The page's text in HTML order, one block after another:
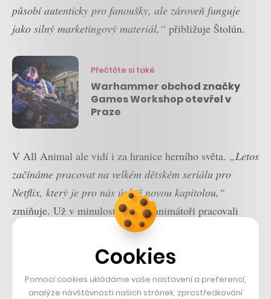
působí autenticky pro fanoušky, ale zároveň funguje
jako silný marketingový materiál,“ přibližuje Štolún.
Přečtěte si také
Warhammer obchod značky
Games Workshop otevřel v
Praze
V All Animal ale vidí i za hranice herního světa. „Letos
začínáme pracovat na velkém dětském seriálu pro
Netflix, který je pro nás úplně novou kapitolou,“
zmiňuje. Už v minulosti pražští animátoři pracovali
například na psím maskotovi Seznamu, na postavě
Kosmíka pro CineStar či pro skupinu Allwyn.
naší práce tvoří reklama a lokální projekty, ale naše
ambice byly od začátku mezinárodní,“dodává Štolún.
Cookies
Pomocí cookies ukládáme vaše nastavení a preferencí,
analýze návštěvnosti našich stránek, zprostředkování